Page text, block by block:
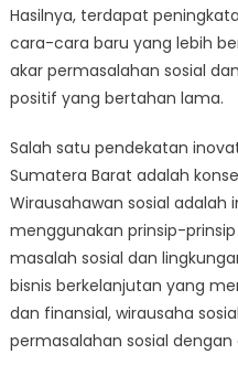
Hasilnya, terdapat
cara-cara baru yang lebih
akar permasalahan sosial
positif yang bertahan lama.
Salah satu pendekatan
Sumatera Barat adalah
Wirausahawan sosial adalah
menggunakan prinsip-
masalah sosial dan
bisnis berkelanjutan yang
dan finansial, wirausaha
permasalahan sosial